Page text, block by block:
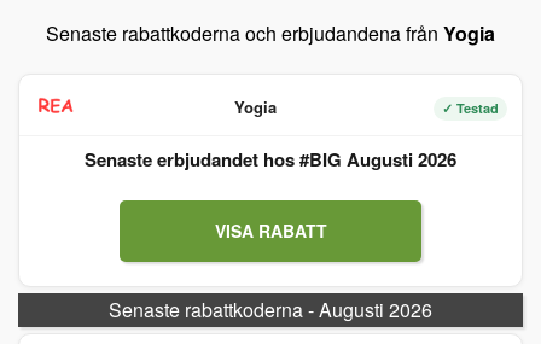
Senaste rabattkoderna och erbjudandena från Yogia
Yogia ✓ Testad
Senaste erbjudandet hos #BIG Augusti 2026
VISA RABATT
Senaste rabattkoderna - Augusti 2026